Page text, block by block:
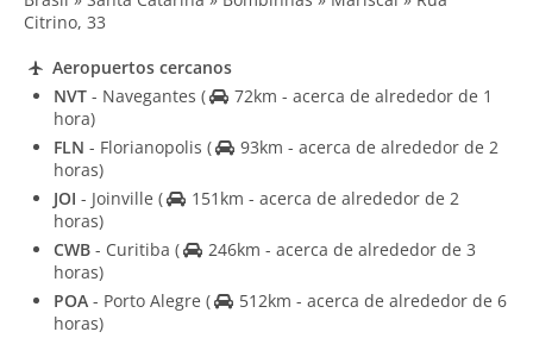
Citrino, 33
Aeropuertos cercanos
NVT - Navegantes (
72km - acerca de alrededor de 1
hora)
FLN - Florianopolis (
93km - acerca de alrededor de 2
horas)
JOI - Joinville (
151km - acerca de alrededor de 2
horas)
CWB - Curitiba (
246km - acerca de alrededor de 3
horas)
POA - Porto Alegre (
512km - acerca de alrededor de 6
horas)